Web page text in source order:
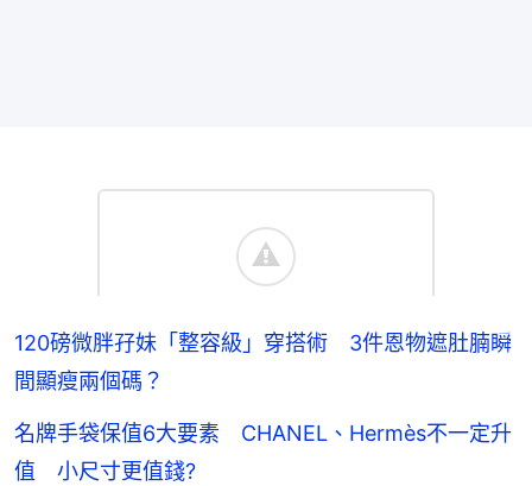
120磅微胖孖妹「整容級」穿搭術 3件恩物遮肚腩瞬
間顯瘦兩個碼？
名牌手袋保值6大要素 CHANEL、Hermès不一定升
值 小尺寸更值錢?